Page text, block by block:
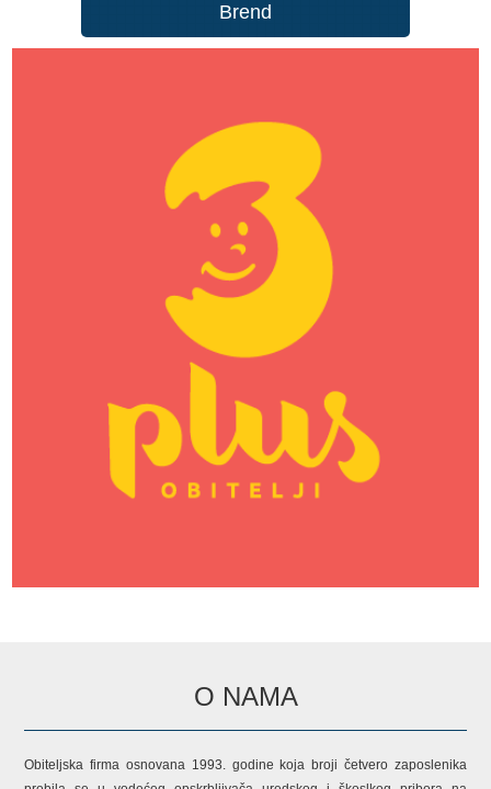
Brend
O NAMA
Obiteljska firma osnovana 1993. godine koja broji četvero zaposlenika